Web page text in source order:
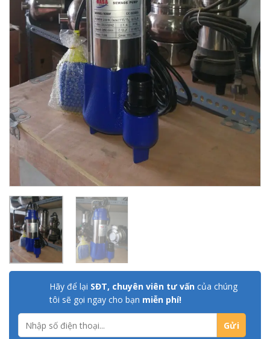
Hãy để lại SĐT, chuyên viên tư vấn của chúng
tôi sẽ gọi ngay cho bạn miễn phí!